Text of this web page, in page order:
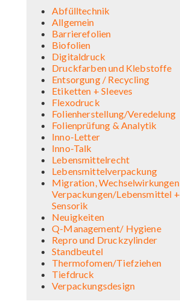
Abfülltechnik
Allgemein
Barrierefolien
Biofolien
Digitaldruck
Druckfarben und Klebstoffe
Entsorgung / Recycling
Etiketten + Sleeves
Flexodruck
Folienherstellung/Veredelung
Folienprüfung & Analytik
Inno-Letter
Inno-Talk
Lebensmittelrecht
Lebensmittelverpackung
Migration, Wechselwirkungen
Verpackungen/Lebensmittel +
Sensorik
Neuigkeiten
Q-Management/ Hygiene
Repro und Druckzylinder
Standbeutel
Thermofomen/Tiefziehen
Tiefdruck
Verpackungsdesign